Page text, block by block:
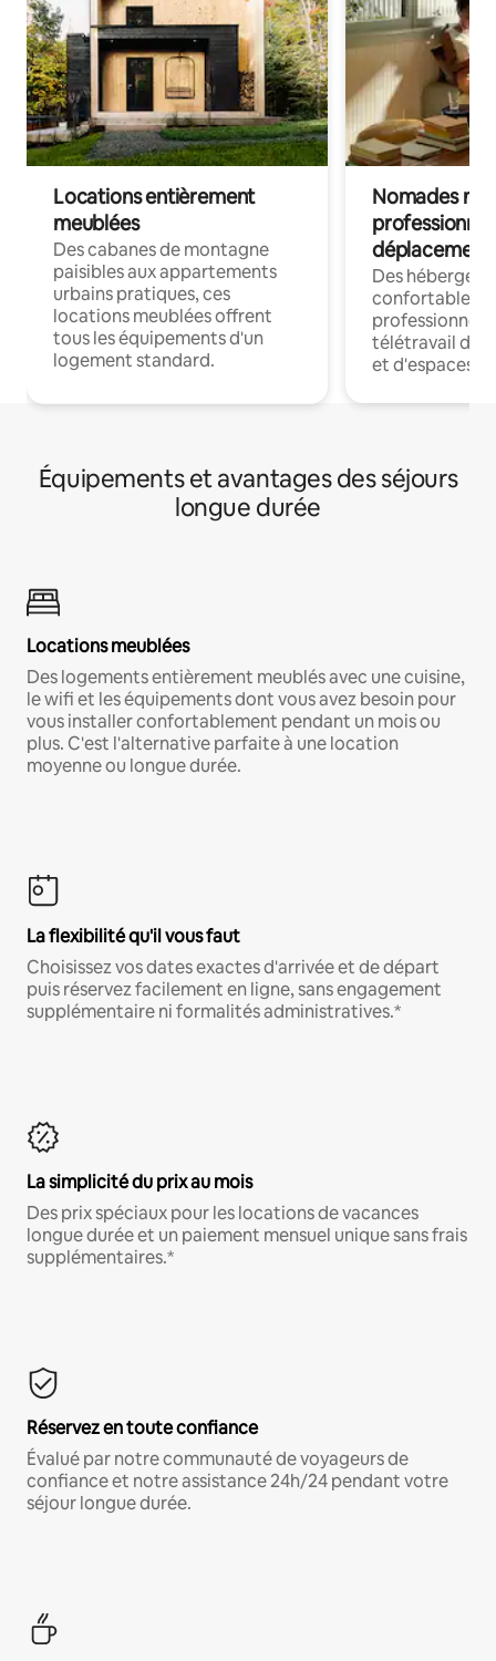
Locations entièrement
meublées
Des cabanes de montagne
paisibles aux appartements
urbains pratiques, ces
locations meublées offrent
tous les équipements d'un
logement standard.
Nomades
déplacement
Des
confortables
professionnels
télétravail
et d'espaces
Équipements et avantages des séjours
longue durée
Locations meublées
Des logements entièrement meublés avec une cuisine,
le wifi et les équipements dont vous avez besoin pour
vous installer confortablement pendant un mois ou
plus. C'est l'alternative parfaite à une location
moyenne ou longue durée.
La flexibilité qu'il vous faut
Choisissez vos dates exactes d'arrivée et de départ
puis réservez facilement en ligne, sans engagement
supplémentaire ni formalités administratives.*
La simplicité du prix au mois
Des prix spéciaux pour les locations de vacances
longue durée et un paiement mensuel unique sans frais
supplémentaires.*
Réservez en toute confiance
Évalué par notre communauté de voyageurs de
confiance et notre assistance 24h/24 pendant votre
séjour longue durée.